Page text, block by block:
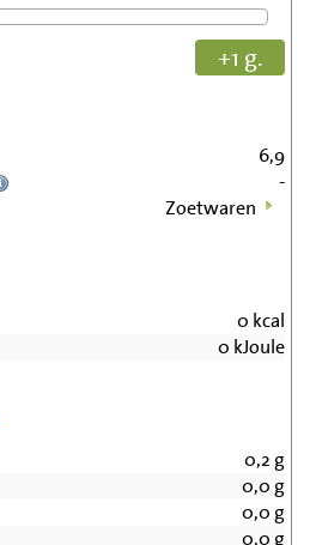
+1 g.
6,9
-
Zoetwaren
0 kcal
0 kJoule
0,2 g
0,0 g
0,0 g
0,0 g